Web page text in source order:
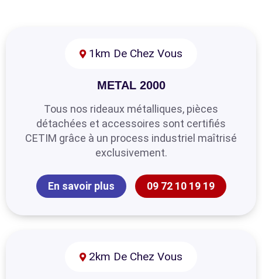
1km De Chez Vous
METAL 2000
Tous nos rideaux métalliques, pièces
détachées et accessoires sont certifiés
CETIM grâce à un process industriel maîtrisé
exclusivement.
En savoir plus 09 72 10 19 19
2km De Chez Vous